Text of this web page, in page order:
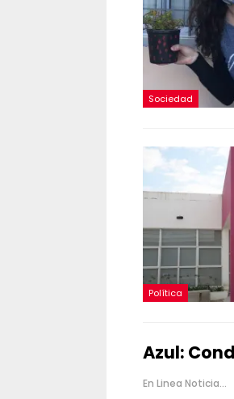
Sociedad
Política
Azul:
En Linea Noticias